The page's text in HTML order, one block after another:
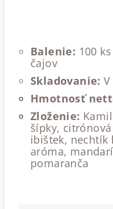
Balenie: 100
čajov
Skladovanie:
Hmotnosť
Zloženie:
šípky,
ibištek,
aróma,
pomaranča